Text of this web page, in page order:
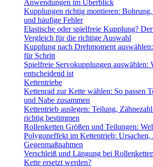
Anwendungen im Überblick
Kupplungen richtig montieren:
und häufige Fehler
Elastische oder spielfreie Kupplung?
Vergleich für die richtige Auswahl
Kupplung nach Drehmoment
für Schritt
Spielfreie Servokupplungen auswählen:
entscheidend ist
Kettentriebe
Kettenrad zur Kette wählen: So passen
und Nabe zusammen
Kettentrieb auslegen: Teilung,
richtig bestimmen
Rollenketten Größen und Teilungen:
Polygoneffekt im Kettentrieb:
Gegenmaßnahmen
Verschleiß und Längung bei
Kette ersetzt werden?